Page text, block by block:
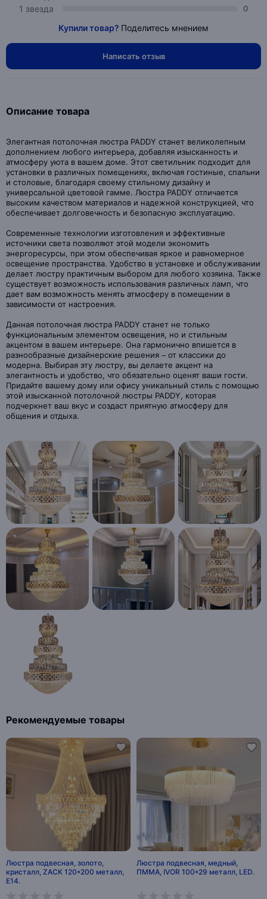
1 звезда 0
Купили товар? Поделитесь мнением
Написать отзыв
Описание товара
Элегантная потолочная люстра PADDY станет великолепным
дополнением любого интерьера, добавляя изысканность и
атмосферу уюта в вашем доме. Этот светильник подходит для
установки в различных помещениях, включая гостиные, спальни
и столовые, благодаря своему стильному дизайну и
универсальной цветовой гамме. Люстра PADDY отличается
высоким качеством материалов и надежной конструкцией, что
обеспечивает долговечность и безопасную эксплуатацию.
Современные технологии изготовления и эффективные
источники света позволяют этой модели экономить
энергоресурсы, при этом обеспечивая яркое и равномерное
освещение пространства. Удобство в установке и обслуживании
делает люстру практичным выбором для любого хозяина. Также
существует возможность использования различных ламп, что
дает вам возможность менять атмосферу в помещении в
зависимости от настроения.
Данная потолочная люстра PADDY станет не только
функциональным элементом освещения, но и стильным
акцентом в вашем интерьере. Она гармонично впишется в
разнообразные дизайнерские решения – от классики до
модерна. Выбирая эту люстру, вы делаете акцент на
элегантность и удобство, что обязательно оценят ваши гости.
Придайте вашему дому или офису уникальный стиль с помощью
этой изысканной потолочной люстры PADDY, которая
подчеркнет ваш вкус и создаст приятную атмосферу для
общения и отдыха.
Рекомендуемые товары
Люстра подвесная, золото,
кристалл, ZACK 120*200 металл,
E14.
Люстра подвесная, медный,
ПММА, IVOR 100*29 металл, LED.